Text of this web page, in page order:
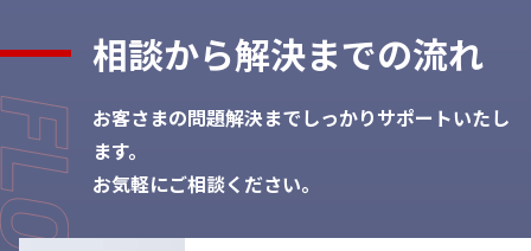
相談から解決までの流れ
お客さまの問題解決までしっかりサポートいたし
ます。
お気軽にご相談ください。